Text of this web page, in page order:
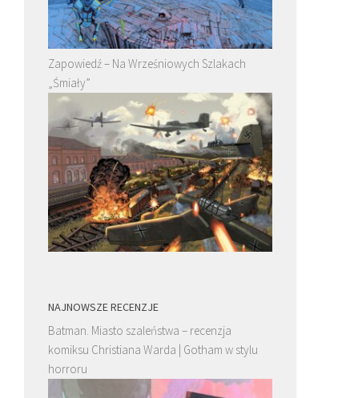
Zapowiedź – Na Wrześniowych Szlakach
„Śmiały”
NAJNOWSZE RECENZJE
Batman. Miasto szaleństwa – recenzja
komiksu Christiana Warda | Gotham w stylu
horroru